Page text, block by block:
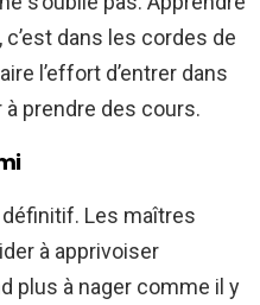
dans les cordes de
l’effort d’entrer dans
prendre des cours.
définitif. Les maîtres
à apprivoiser
plus à nager comme il y